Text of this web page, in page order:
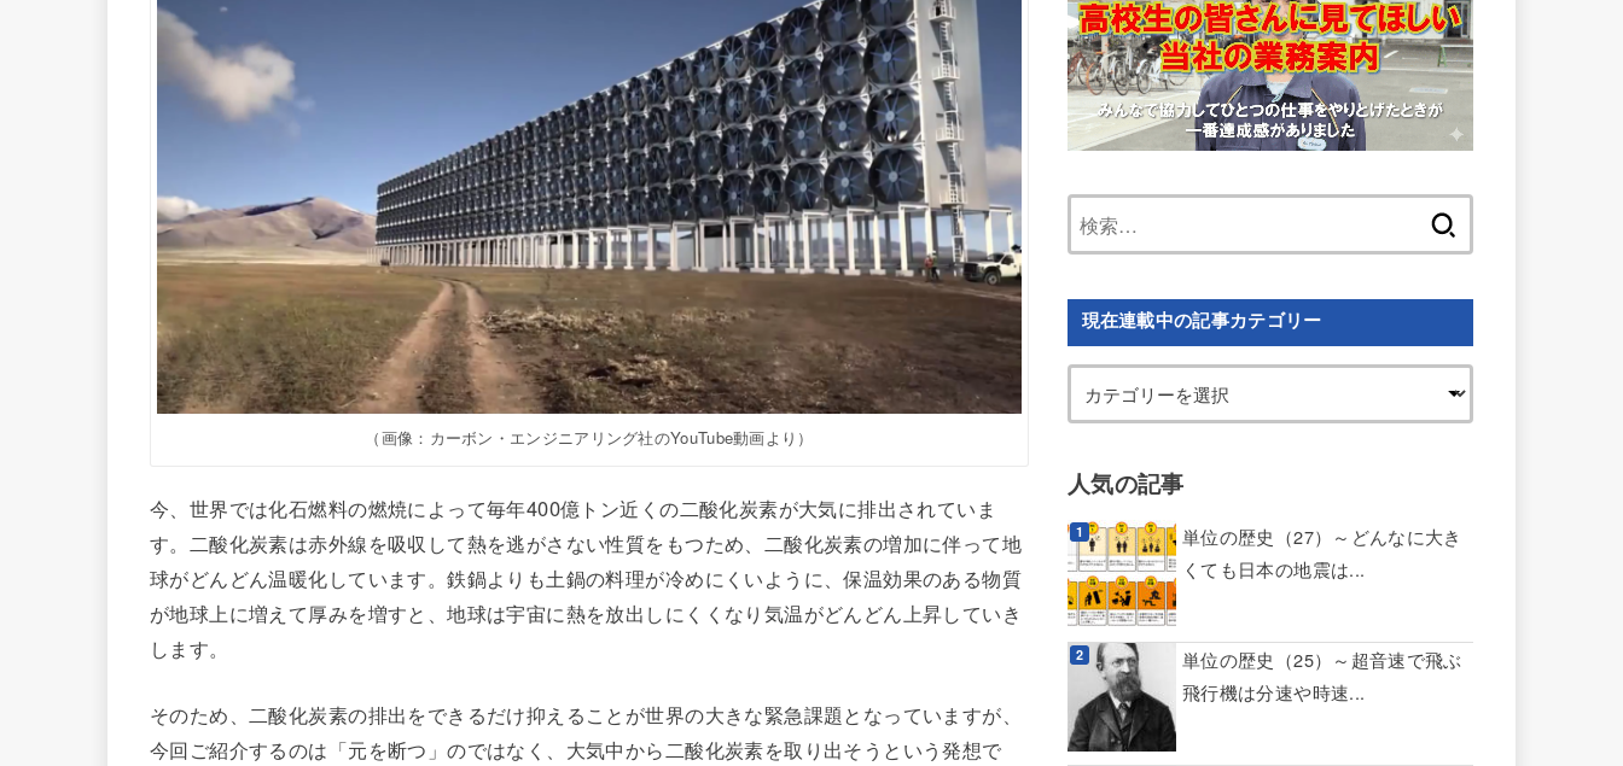
（画像：カーボン・エンジニアリング社のYouTube動画より）
今、世界では化石燃料の燃焼によって毎年400億トン近くの二酸化炭素が大気に排出されていま
す。二酸化炭素は赤外線を吸収して熱を逃がさない性質をもつため、二酸化炭素の増加に伴って地
球がどんどん温暖化しています。鉄鍋よりも土鍋の料理が冷めにくいように、保温効果のある物質
が地球上に増えて厚みを増すと、地球は宇宙に熱を放出しにくくなり気温がどんどん上昇していき
します。
そのため、二酸化炭素の排出をできるだけ抑えることが世界の大きな緊急課題となっていますが、
今回ご紹介するのは「元を断つ」のではなく、大気中から二酸化炭素を取り出そうという発想で
現在連載中の記事カテゴリー
人気の記事
単位の歴史（27）～どんなに大き
くても日本の地震は...
単位の歴史（25）～超音速で飛ぶ
飛行機は分速や時速...